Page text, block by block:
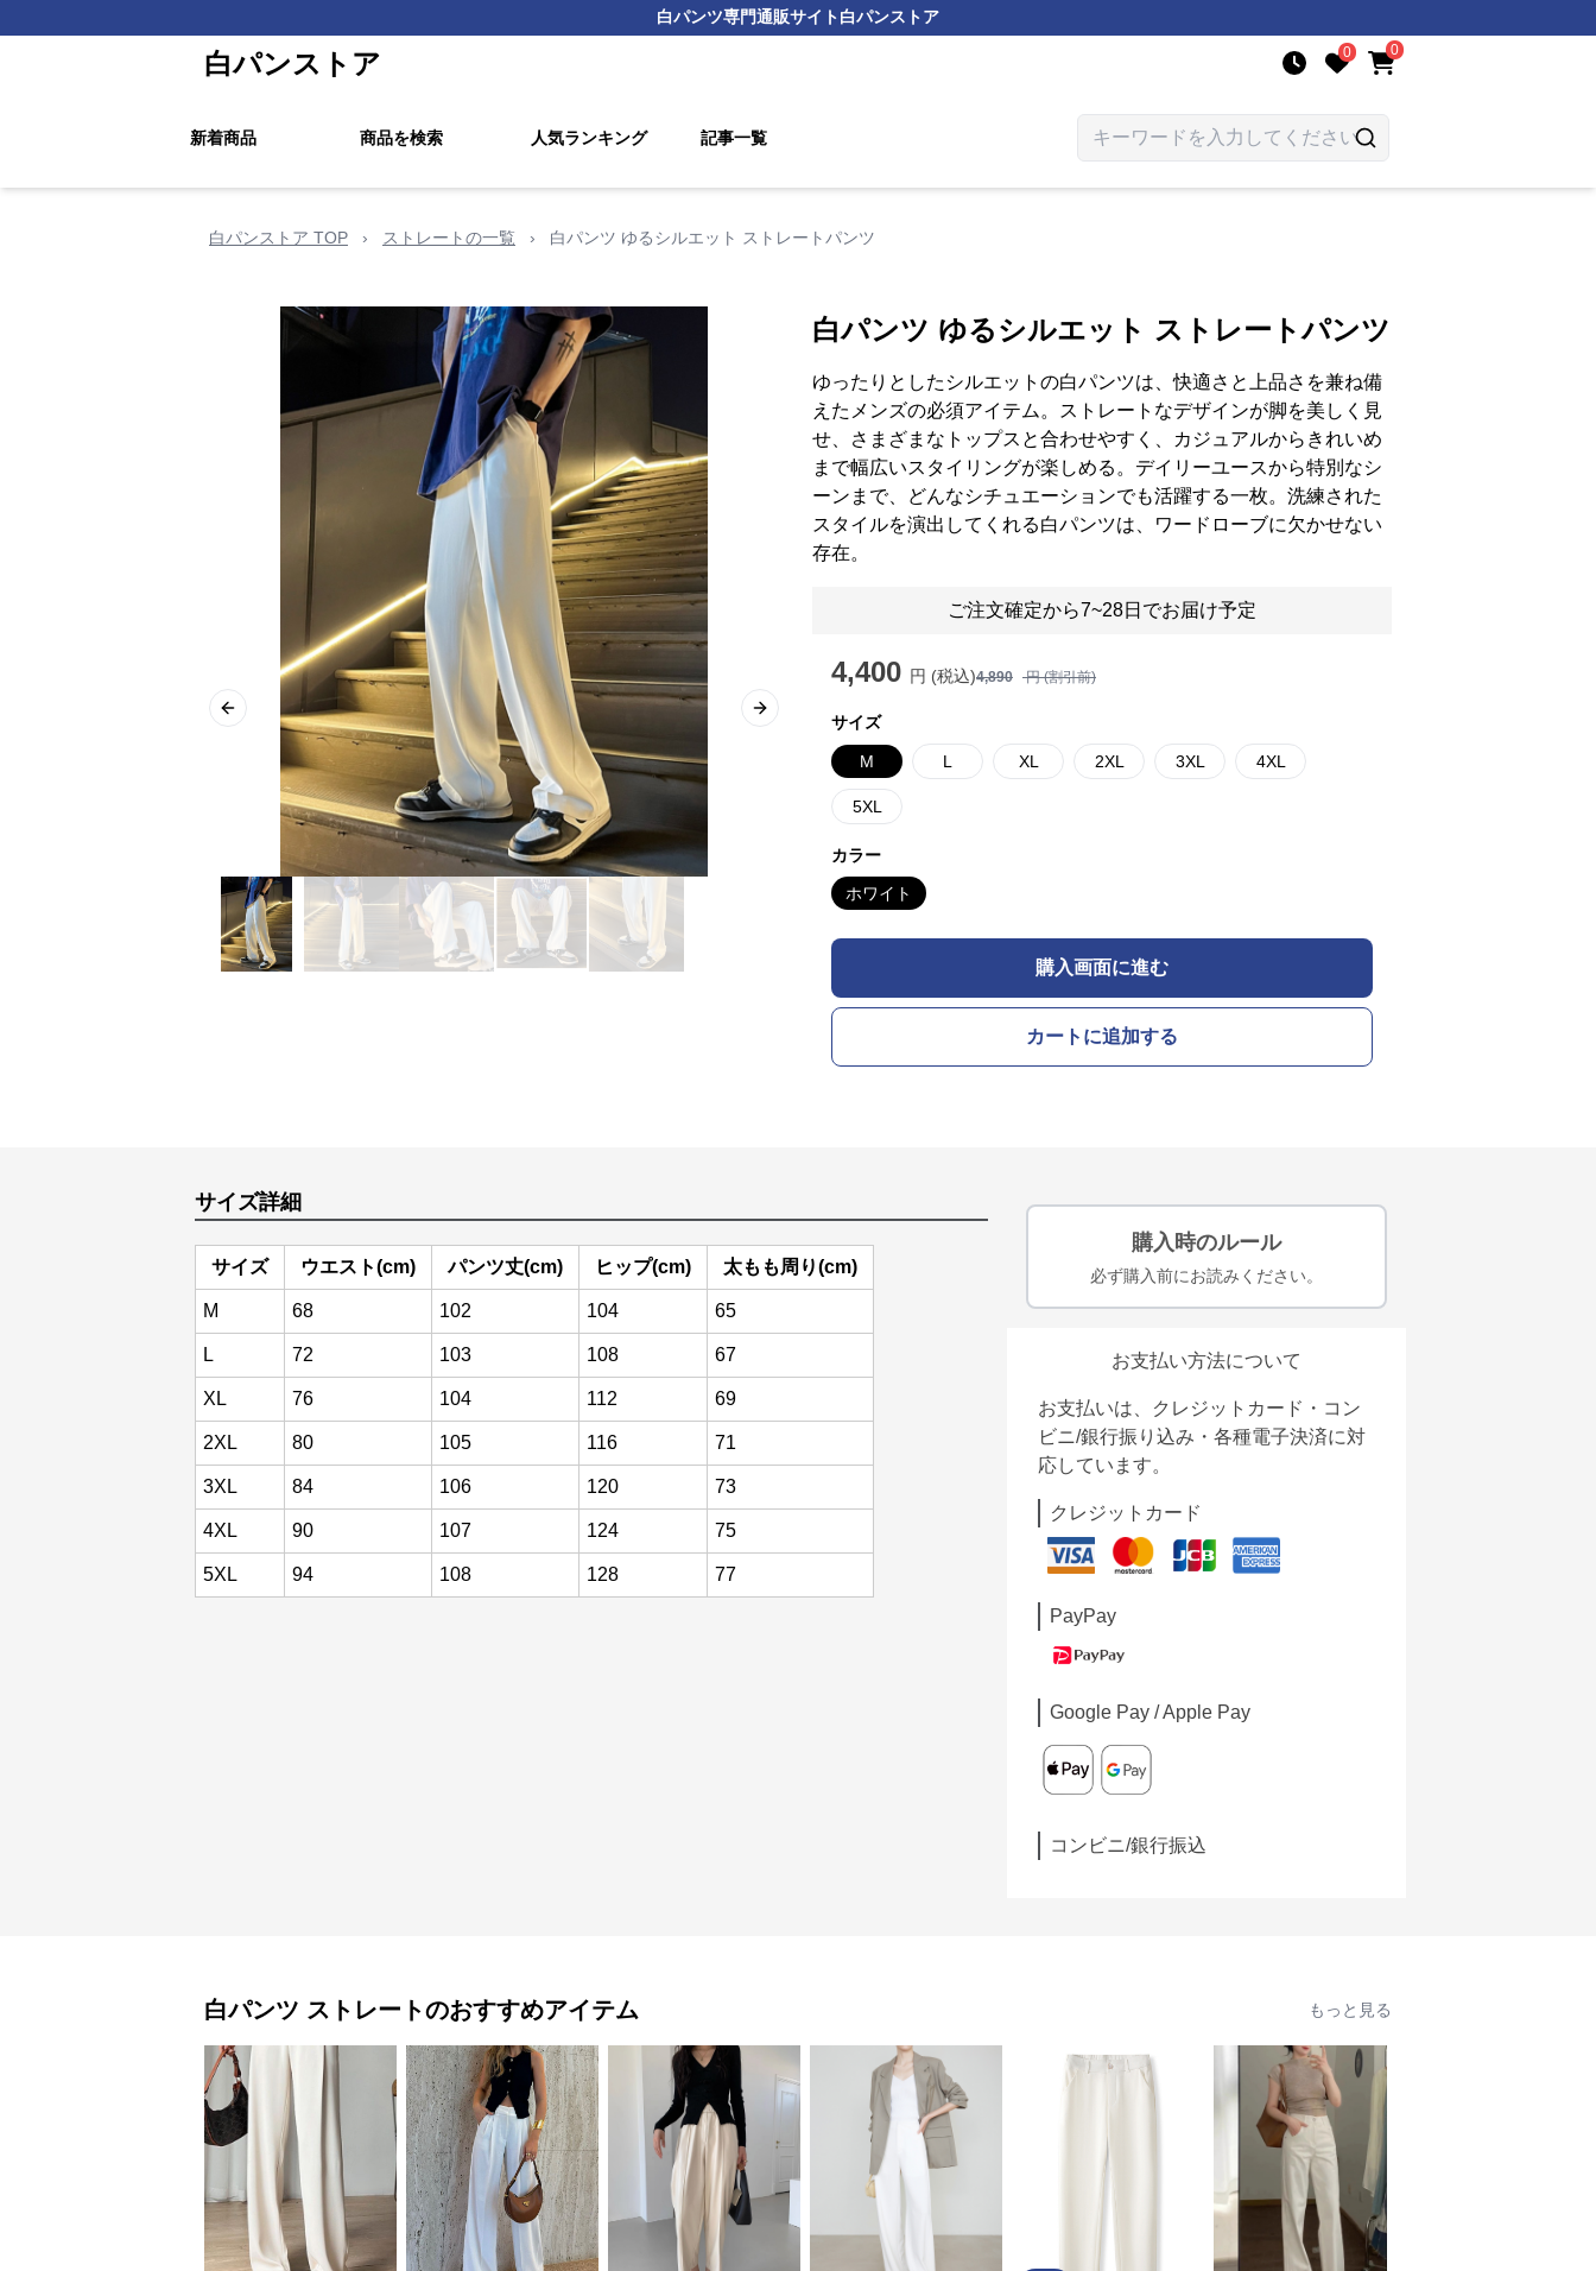
白パンツ専門通販サイト白パンストア
白パンストア 0 0
新着商品 商品を検索 人気ランキング 記事一覧
白パンストア TOP › ストレートの一覧 › 白パンツ ゆるシルエット ストレートパンツ
Previous slide Next slide
白パンツ ゆるシルエット ストレートパンツ
ゆったりとしたシルエットの白パンツは、快適さと上品さを兼ね備
えたメンズの必須アイテム。ストレートなデザインが脚を美しく見
せ、さまざまなトップスと合わせやすく、カジュアルからきれいめ
まで幅広いスタイリングが楽しめる。デイリーユースから特別なシ
ーンまで、どんなシチュエーションでも活躍する一枚。洗練された
スタイルを演出してくれる白パンツは、ワードローブに欠かせない
存在。
ご注文確定から7~28日でお届け予定
4,400 円 (税込)4,890 円 (割引前)
サイズ
M L XL 2XL 3XL 4XL
5XL
カラー
ホワイト
購入画面に進む
カートに追加する
サイズ詳細
サイズ ウエスト(cm) パンツ丈(cm) ヒップ(cm) 太もも周り(cm)
M 68 102 104 65
L 72 103 108 67
XL 76 104 112 69
2XL 80 105 116 71
3XL 84 106 120 73
4XL 90 107 124 75
5XL 94 108 128 77
購入時のルール
必ず購入前にお読みください。
お支払い方法について
お支払いは、クレジットカード・コン
ビニ/銀行振り込み・各種電子決済に対
応しています。
クレジットカード
PayPay
Google Pay / Apple Pay
コンビニ/銀行振込
白パンツ ストレートのおすすめアイテム もっと見る